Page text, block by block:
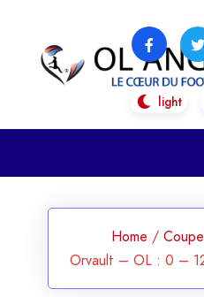
content
OL
Le coeur du football féminin
Home /
Orvault – OL : 0 –